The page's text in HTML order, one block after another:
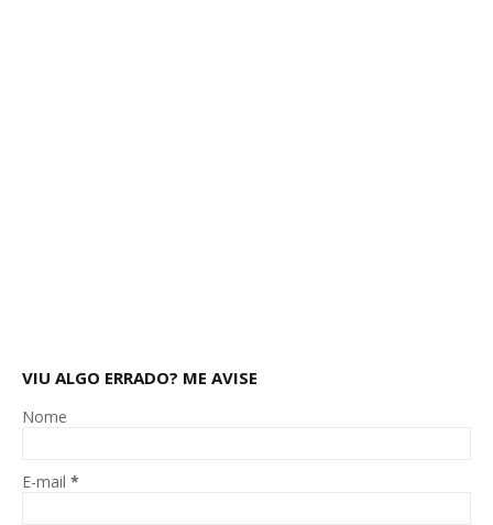
VIU ALGO ERRADO? ME AVISE
Nome
E-mail *